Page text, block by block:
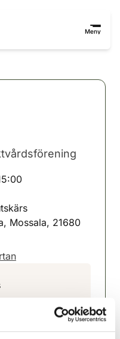
Meny
Mossala, 21680